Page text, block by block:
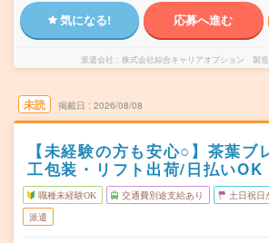
気になる! 応募へ進む
派遣会社 株式会社綜合キャリアオプション 製造
未読 掲載日 2026/08/08
【未経験の方も安心○】茶葉ブ
工包装・リフト出荷/日払いOK
職種未経験OK 交通費別途支給あり 土日祝日
派遣